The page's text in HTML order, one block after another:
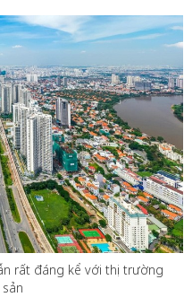
rất đáng kể với thị trường